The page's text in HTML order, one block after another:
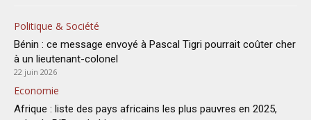
Politique & Société
Bénin : ce message envoyé à Pascal Tigri pourrait coûter cher
à un lieutenant-colonel
22 juin 2026
Economie
Afrique : liste des pays africains les plus pauvres en 2025,